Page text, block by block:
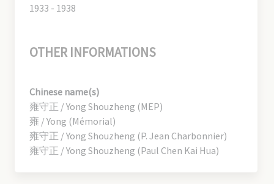
1933 - 1938
OTHER INFORMATIONS
Chinese name(s)
雍守正 / Yong Shouzheng (MEP)
雍 / Yong (Mémorial)
雍守正 / Yong Shouzheng (P. Jean Charbonnier)
雍守正 / Yong Shouzheng (Paul Chen Kai Hua)